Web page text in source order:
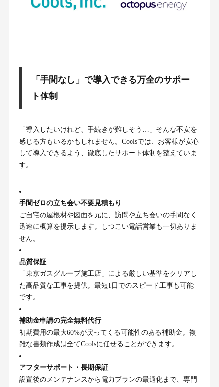
「手間なし」で導入できる万全のサポー
ト体制
「導入したいけれど、手続きが難しそう…」そんな不安を
感じる方もいるかもしれません。Coolsでは、お客様が安心
して導入できるよう、徹底したサポート体制を整えていま
す。
手間ゼロの立ち会い不要見積もり
ご自宅の屋根材や図面を元に、訪問や立ち会いの手間なく
迅速に概算を提示します。しつこい電話営業も一切ありま
せん。
品質保証
「東京ガスグループ施工店」による厳しい基準をクリアし
た高品質な工事を提供。最短1日でのスピード工事も可能
です。
補助金申請の完全無料代行
初期費用の最大60%が戻ってくる可能性のある補助金。複
雑な書類作成は全てCoolsに任せることができます。
アフターサポート・長期保証
設置後のメンテナンスから電力プランの最適化まで、専門